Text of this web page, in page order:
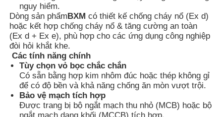
Nhà
Sản phẩm
nguy hiểm.
Dòng sản phẩmBXM có thiết kế chống cháy nổ (Ex d)
hoặc kết hợp chống cháy nổ & tăng cường an toàn
(Ex d + Ex e), phù hợp cho các ứng dụng công nghiệp
đòi hỏi khắt khe.
Các tính năng chính
Tùy chọn vỏ bọc chắc chắn
Có sẵn bằng hợp kim nhôm đúc hoặc thép không gỉ
để có độ bền và khả năng chống ăn mòn vượt trội.
Bảo vệ mạch tích hợp
Được trang bị bộ ngắt mạch thu nhỏ (MCB) hoặc bộ
ngắt mạch dạng khối (MCCB) tích hợp.